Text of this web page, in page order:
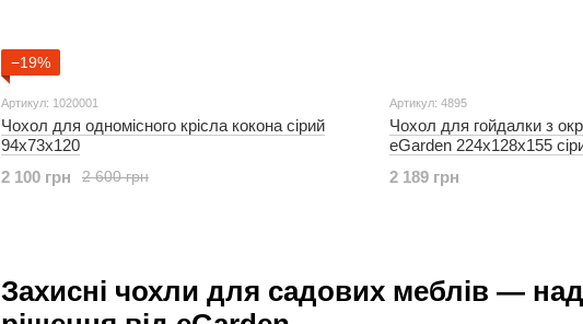
Захисні чохли для садових меблів —
−19%
Артикул: 1020001
Чохол для одномісного крісла кокона сірий
94х73х120
2 600 грн
2 100 грн
Артикул: 4895
Чохол для гойдалки з
eGarden 224х128х155
2 189 грн